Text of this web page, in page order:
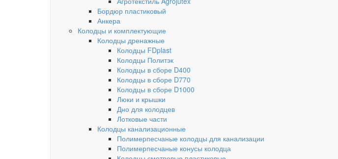
Бордюр пластиковый
Анкера
Колодцы и комплектующие
Колодцы дренажные
Колодцы FDplast
Колодцы Политэк
Колодцы в сборе D400
Колодцы в сборе D770
Колодцы в сборе D1000
Люки и крышки
Дно для колодцев
Лотковые части
Колодцы канализационные
Полимерпесчаные колодцы для канализации
Полимерпесчаные конусы колодца